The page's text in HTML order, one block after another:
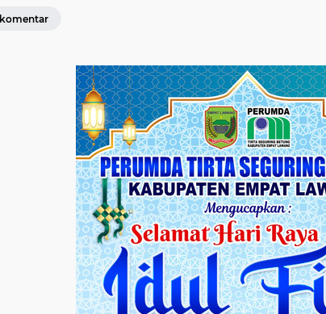
komentar